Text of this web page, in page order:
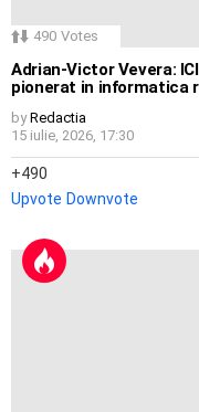
490 Votes
Adrian-Victor Vevera:
pionerat in informatica
by Redactia
15 iulie, 2026, 17:30
490
Upvote Downvote